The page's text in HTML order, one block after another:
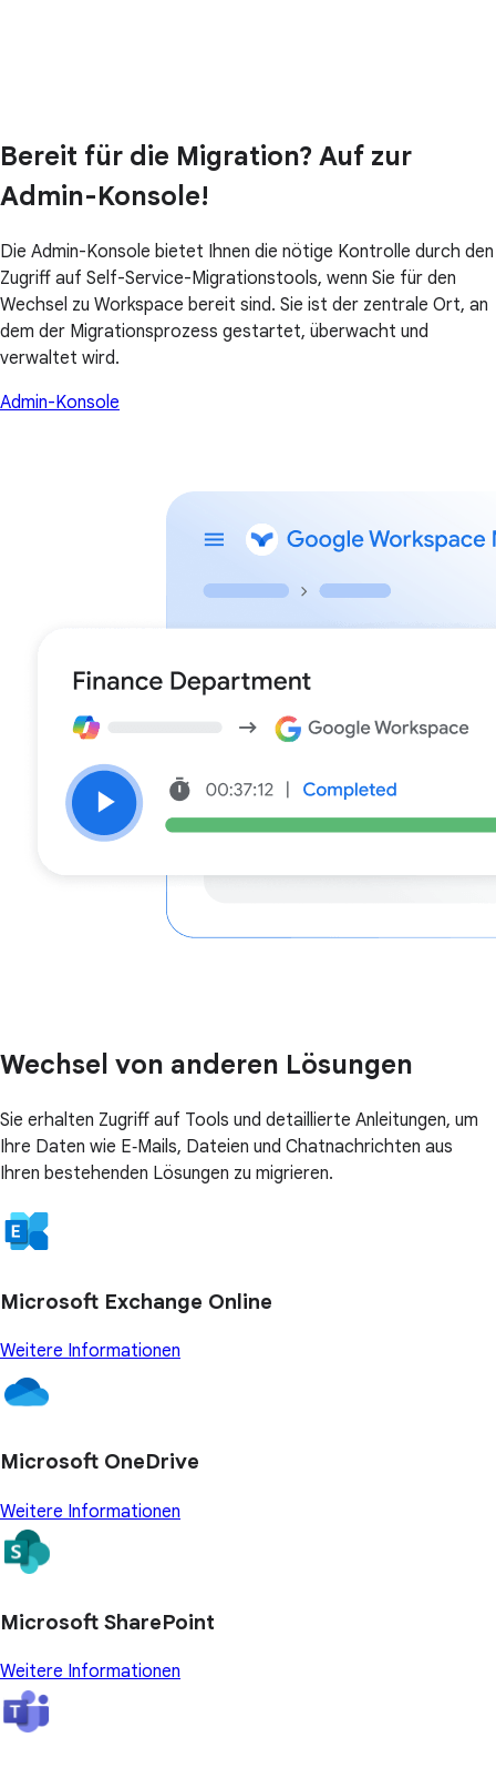
Bereit für die Migration? Auf zur
Admin-Konsole!
Die Admin-Konsole bietet Ihnen die nötige Kontrolle durch den
Zugriff auf Self-Service-Migrationstools, wenn Sie für den
Wechsel zu Workspace bereit sind. Sie ist der zentrale Ort, an
dem der Migrationsprozess gestartet, überwacht und
verwaltet wird.
Admin-Konsole
Wechsel von anderen Lösungen
Sie erhalten Zugriff auf Tools und detaillierte Anleitungen, um
Ihre Daten wie E‑Mails, Dateien und Chatnachrichten aus
Ihren bestehenden Lösungen zu migrieren.
Microsoft Exchange Online
Weitere Informationen
Microsoft OneDrive
Weitere Informationen
Microsoft SharePoint
Weitere Informationen